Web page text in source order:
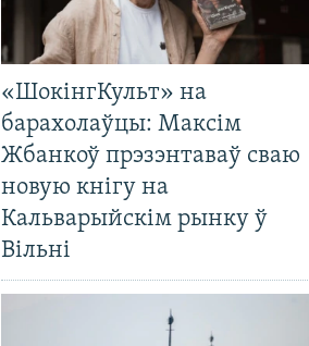
«ШокінгКульт» на
барахолаўцы: Максім
Жбанкоў прэзэнтаваў сваю
новую кнігу на
Кальварыйскім рынку ў
Вільні